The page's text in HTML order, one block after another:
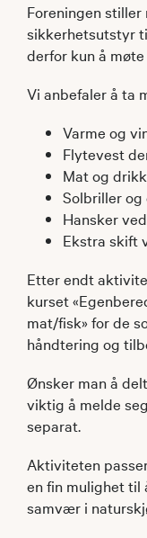
Foreningen
sikkerhetsutstyr
derfor kun å
Vi anbefaler å ta
Varme og
Flytevest
Mat og
Solbriller og
Hansker
Ekstra skift
Etter endt
kurset
mat/fisk» for de
håndtering og
Ønsker man å
viktig å melde
separat.
Aktiviteten
en fin mulighet til
samvær i